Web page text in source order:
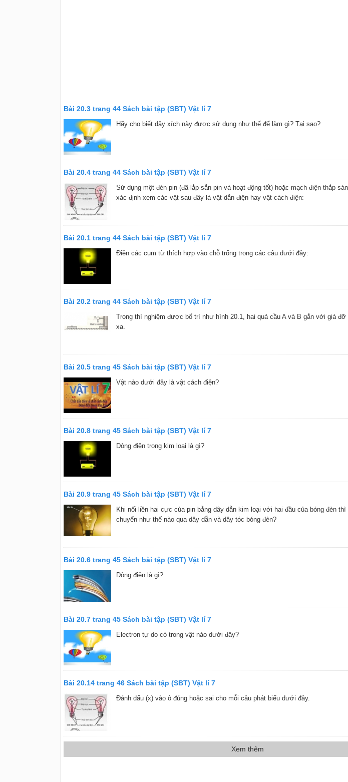
Bài 20.3 trang 44 Sách bài tập (SBT) Vật lí 7
Hãy cho biết dây xích này được sử dụng như thế để làm gì? Tại sao?
Bài 20.4 trang 44 Sách bài tập (SBT) Vật lí 7
Sử dụng một đèn pin (đã lắp sẵn pin và hoạt động tốt) hoặc mạch điện thắp
xác định xem các vật sau đây là vật dẫn điện hay vật cách điện:
Bài 20.1 trang 44 Sách bài tập (SBT) Vật lí 7
Điền các cụm từ thích hợp vào chỗ trống trong các câu dưới đây:
Bài 20.2 trang 44 Sách bài tập (SBT) Vật lí 7
Trong thí nghiệm được bố trí như hình 20.1, hai quả cầu A và B gắn với giá
xa.
Bài 20.5 trang 45 Sách bài tập (SBT) Vật lí 7
Vật nào dưới đây là vật cách điện?
Bài 20.8 trang 45 Sách bài tập (SBT) Vật lí 7
Dòng điện trong kim loại là gì?
Bài 20.9 trang 45 Sách bài tập (SBT) Vật lí 7
Khi nối liền hai cực của pin bằng dây dẫn kim loại với hai đầu của bóng đèn
chuyển như thế nào qua dây dẫn và dây tóc bóng đèn?
Bài 20.6 trang 45 Sách bài tập (SBT) Vật lí 7
Dòng điện là gì?
Bài 20.7 trang 45 Sách bài tập (SBT) Vật lí 7
Electron tự do có trong vật nào dưới đây?
Bài 20.14 trang 46 Sách bài tập (SBT) Vật lí 7
Đánh dấu (x) vào ô đúng hoặc sai cho mỗi câu phát biểu dưới đây.
Xem thêm